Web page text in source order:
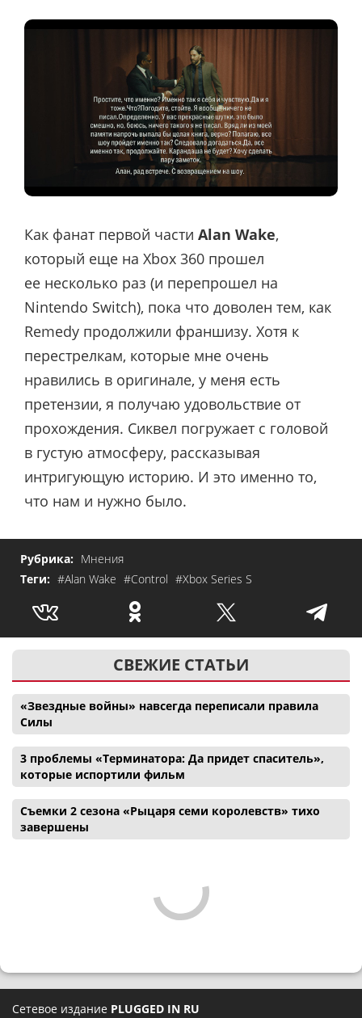
Как фанат первой части Alan Wake,
который еще на Xbox 360 прошел
ее несколько раз (и перепрошел на
Nintendo Switch), пока что доволен тем, как
Remedy продолжили франшизу. Хотя к
перестрелкам, которые мне очень
нравились в оригинале, у меня есть
претензии, я получаю удовольствие от
прохождения. Сиквел погружает с головой
в густую атмосферу, рассказывая
интригующую историю. И это именно то,
что нам и нужно было.
Рубрика: Мнения
Теги: #Alan Wake #Control #Xbox Series S
СВЕЖИЕ СТАТЬИ
«Звездные войны» навсегда переписали правила
Силы
3 проблемы «Терминатора: Да придет спаситель»,
которые испортили фильм
Съемки 2 сезона «Рыцаря семи королевств» тихо
завершены
Сетевое издание PLUGGED IN RU